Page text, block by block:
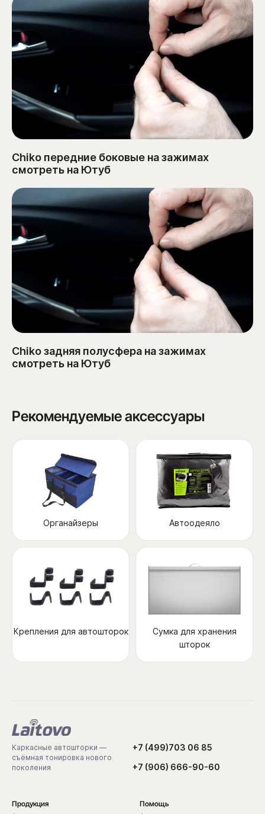
Chiko передние боковые на зажимах
смотреть на Ютуб
Chiko задняя полусфера на зажимах
смотреть на Ютуб
Рекомендуемые аксессуары
Органайзеры Автоодеяло
Крепления для автошторок
Сумка для хранения
шторок
Каркасные автошторки —
съёмная тонировка нового
поколения
+7 (499)703 06 85
+7 (906) 666-90-60
Продукция
Помощь